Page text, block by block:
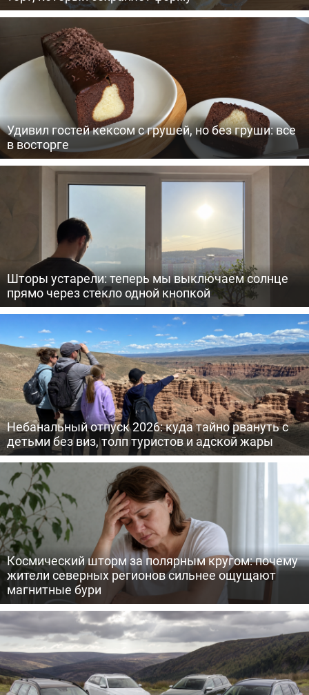
Удивил гостей кексом с грушей, но без груши: все
в восторге
Шторы устарели: теперь мы выключаем солнце
прямо через стекло одной кнопкой
Небанальный отпуск 2026: куда тайно рвануть с
детьми без виз, толп туристов и адской жары
Космический шторм за полярным кругом: почему
жители северных регионов сильнее ощущают
магнитные бури